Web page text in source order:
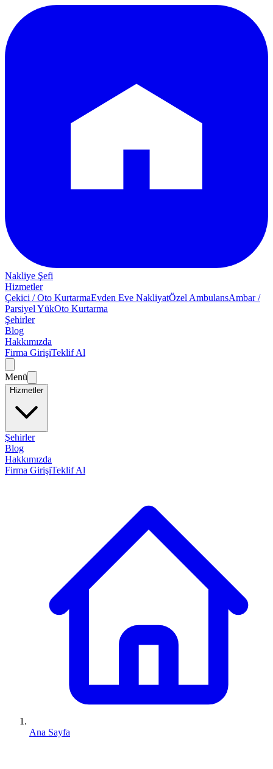
Nakliye Şefi
Hizmetler
Çekici / Oto KurtarmaEvden Eve NakliyatÖzel AmbulansAmbar /
Parsiyel YükOto Kurtarma
Şehirler
Blog
Hakkımızda
Firma GirişiTeklif Al
Menü
Hizmetler
Şehirler
Blog
Hakkımızda
Firma GirişiTeklif Al
Ana Sayfa